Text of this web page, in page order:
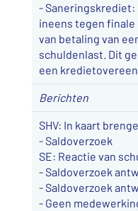
-
ineens tegen
van betaling van
schuldenlast. Dit
een
Berichten
SHV: In kaart
- Saldoverzoek
SE: Reactie van
- Saldoverzoek
- Saldoverzoek
- Geen